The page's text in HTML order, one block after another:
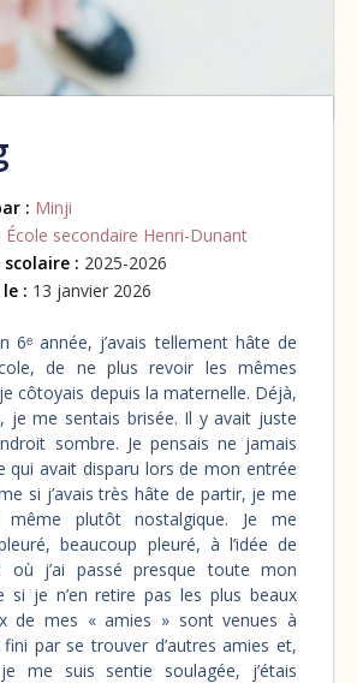
: Minji
École secondaire Henri-Dunant
scolaire : 2025-2026
: 13 janvier 2026
6ᵉ année, j’avais tellement hâte de
de ne plus revoir les mêmes
côtoyais depuis la maternelle. Déjà,
je me sentais brisée. Il y avait juste
sombre. Je pensais ne jamais
qui avait disparu lors de mon entrée
si j’avais très hâte de partir, je me
même plutôt nostalgique. Je me
beaucoup pleuré, à l’idée de
où j’ai passé presque toute mon
si je n’en retire pas les plus beaux
de mes « amies » sont venues à
par se trouver d’autres amies et,
me suis sentie soulagée, j’étais